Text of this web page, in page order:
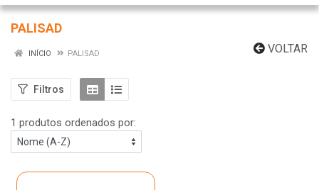
PALISAD
VOLTAR
INÍCIO PALISAD
Filtros
1 produtos ordenados por: